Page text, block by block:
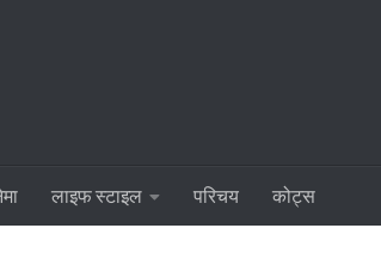
लाइफ स्टाइल परिचय कोट्स